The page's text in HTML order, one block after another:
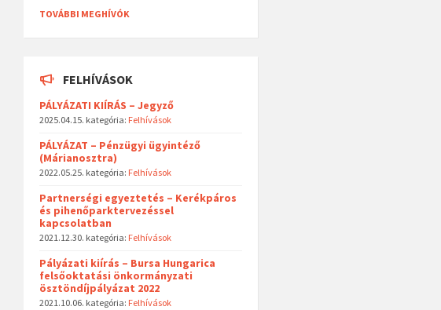
TOVÁBBI MEGHÍVÓK
FELHÍVÁSOK
PÁLYÁZATI KIÍRÁS – Jegyző
2025.04.15. kategória: Felhívások
PÁLYÁZAT – Pénzügyi ügyintéző
(Márianosztra)
2022.05.25. kategória: Felhívások
Partnerségi egyeztetés – Kerékpáros
és pihenőparktervezéssel
kapcsolatban
2021.12.30. kategória: Felhívások
Pályázati kiírás – Bursa Hungarica
felsőoktatási önkormányzati
ösztöndíjpályázat 2022
2021.10.06. kategória: Felhívások